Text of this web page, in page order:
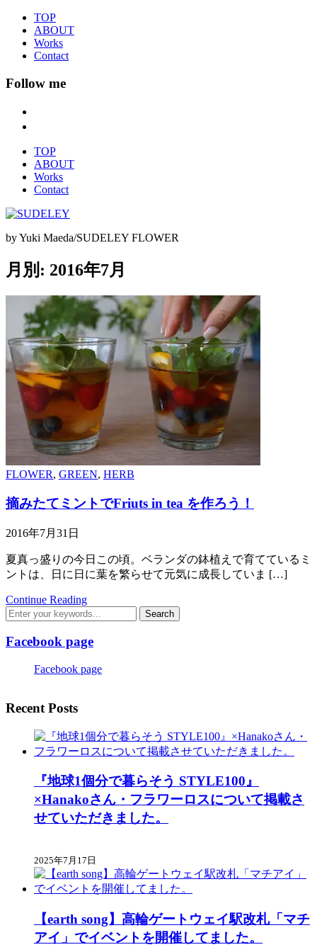
TOP
ABOUT
Works
Contact
Follow me
TOP
ABOUT
Works
Contact
by Yuki Maeda/SUDELEY FLOWER
月別: 2016年7月
FLOWER, GREEN, HERB
摘みたてミントでFriuts in tea を作ろう！
2016年7月31日
夏真っ盛りの今日この頃。ベランダの鉢植えで育てているミ
ントは、日に日に葉を繁らせて元気に成長していま […]
Continue Reading
Facebook page
Facebook page
Recent Posts
『地球1個分で暮らそう STYLE100』
×Hanakoさん・フラワーロスについて掲載さ
せていただきました。
2025年7月17日
【earth song】高輪ゲートウェイ駅改札「マチ
アイ」でイベントを開催してました。